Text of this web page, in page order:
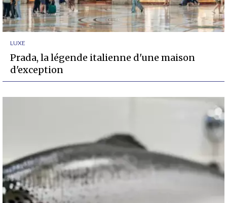
LUXE
Prada, la légende italienne d'une maison
d'exception